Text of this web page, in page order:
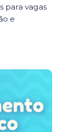
para vagas
e